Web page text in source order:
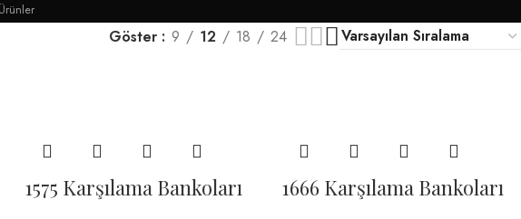
Göster 9 12 18 24
1575 Karşılama Bankoları 1666 Karşılama Bankoları